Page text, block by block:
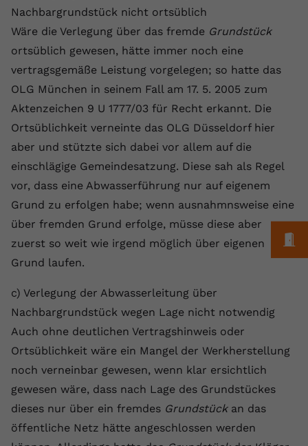
Nachbargrundstück nicht ortsüblich
Wäre die Verlegung über das fremde Grundstück
ortsüblich gewesen, hätte immer noch eine
vertragsgemäße Leistung vorgelegen; so hatte das
OLG München in seinem Fall am 17. 5. 2005 zum
Aktenzeichen 9 U 1777/03 für Recht erkannt. Die
Ortsüblichkeit verneinte das OLG Düsseldorf hier
aber und stützte sich dabei vor allem auf die
einschlägige Gemeindesatzung. Diese sah als Regel
vor, dass eine Abwasserführung nur auf eigenem
Grund zu erfolgen habe; wenn ausnahmnsweise eine
über fremden Grund erfolge, müsse diese aber
zuerst so weit wie irgend möglich über eigenen
Grund laufen.
c) Verlegung der Abwasserleitung über
Nachbargrundstück wegen Lage nicht notwendig
Auch ohne deutlichen Vertragshinweis oder
Ortsüblichkeit wäre ein Mangel der Werkherstellung
noch verneinbar gewesen, wenn klar ersichtlich
gewesen wäre, dass nach Lage des Grundstückes
dieses nur über ein fremdes Grundstückan das
öffentliche Netz hätte angeschlossen werden
registriert anonyme statistische Daten.
Name yt-remote-device-id
Laufzeit Session
Zweck
YouTube setzt diesen Cookie, um die
speichern, der eingebettete YouTube-
Videos verwendet.
Name yt.innertube::requests
Anbieter
Laufzeit Session
Zweck
Dieser von YouTube gesetzte Cookie
registriert eine eindeutige ID, um
Daten darüber zu speichern, welche
Videos von YouTube der Nutzer
gesehen hat.
Name yt.innertube::nextId